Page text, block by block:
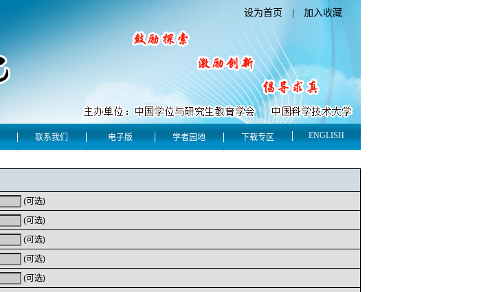
设为首页 加入收藏
联系我们 电子版 学者园地 下载专区 ENGLISH
(可选)
(可选)
(可选)
(可选)
(可选)